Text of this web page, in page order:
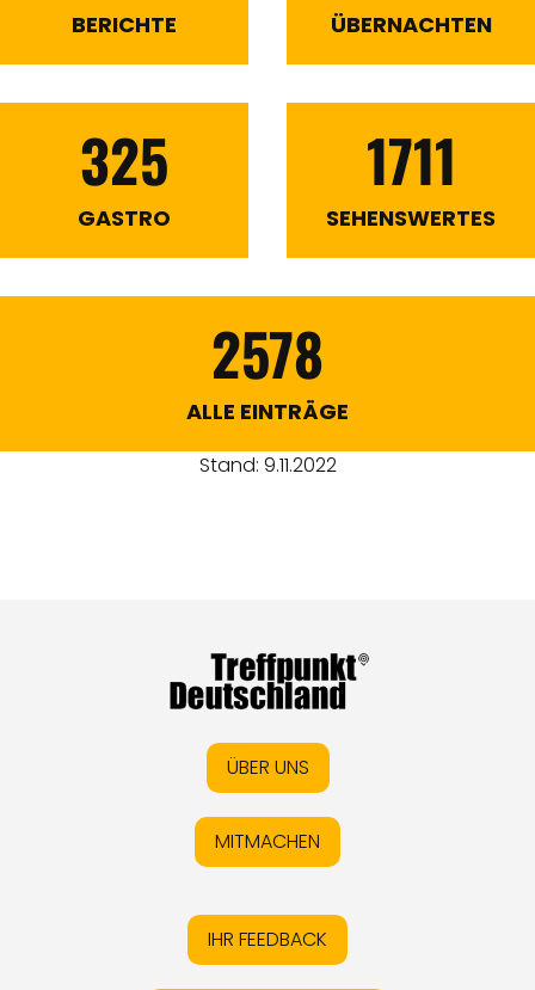
BERICHTE ÜBERNACHTEN
325
GASTRO
1711
SEHENSWERTES
2578
ALLE EINTRÄGE
Stand: 9.11.2022
ÜBER UNS
MITMACHEN
IHR FEEDBACK